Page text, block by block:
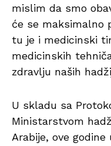
mislim da smo
će se maksimalno
tu je i medicinski
medicinskih
zdravlju naših
U skladu sa
Ministarstvom
Arabije, ove